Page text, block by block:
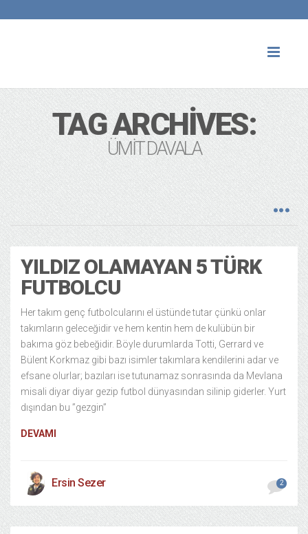
TAG ARCHIVES:
ÜMIT DAVALA
YILDIZ OLAMAYAN 5 TÜRK
FUTBOLCU
Her takım genç futbolcularını el üstünde tutar çünkü onlar
takımların geleceğidir ve hem kentin hem de kulübün bir
bakıma göz bebeğidir. Böyle durumlarda Totti, Gerrard ve
Bülent Korkmaz gibi bazı isimler takımlara kendilerini adar ve
efsane olurlar; bazıları ise tutunamaz sonrasında da Mevlana
misali diyar diyar gezip futbol dünyasından silinip giderler. Yurt
dışından bu ”gezgin”
DEVAMI
Ersin Sezer 2